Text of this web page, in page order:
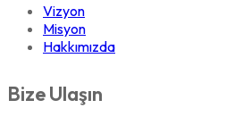
Vizyon
Misyon
Hakkımızda
Bize Ulaşın